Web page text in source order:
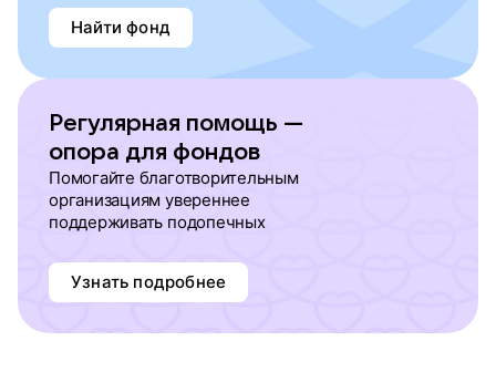
Найти фонд
Регулярная помощь —
опора для фондов
Помогайте благотворительным
организациям увереннее
поддерживать подопечных
Узнать подробнее